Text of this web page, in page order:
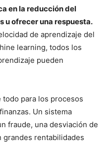
en la reducción del
u ofrecer una respuesta.
de aprendizaje del
learning, todos los
pueden
todo para los procesos
Un sistema
fraude, una desviación de
rentabilidades